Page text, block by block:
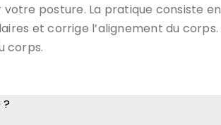
posture. La pratique consiste
et corrige l’alignement du
corps.